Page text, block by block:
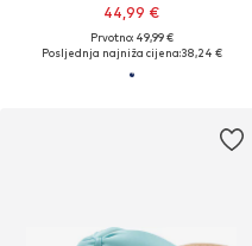
44,99 €
Prvotno: 49,99 €
Posljednja najniža cijena:38,24 €